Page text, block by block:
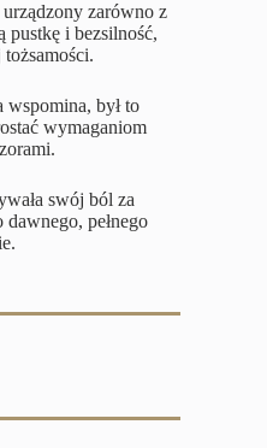
zarówno z
pustkę i bezsilność,
wspomina, był to
wymaganiom
swój ból za
pełnego